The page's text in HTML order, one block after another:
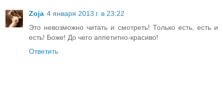
Zoja 4 января 2013 г. в 23:22
Это невозможно читать и смотреть! Только есть, есть и
есть! Боже! До чего аппетитно-красиво!
Ответить